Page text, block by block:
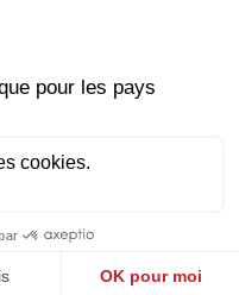
lui
venue.